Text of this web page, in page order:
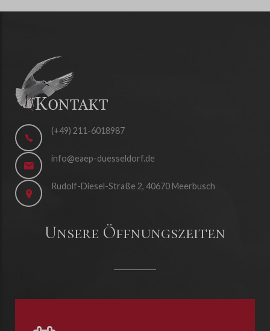
(+49) 211-6018987
info@eaep-duesseldorf.de
Rudolf-Diesel-Straße 2, 40670 Meerbusch
Unsere Öffnungszeiten